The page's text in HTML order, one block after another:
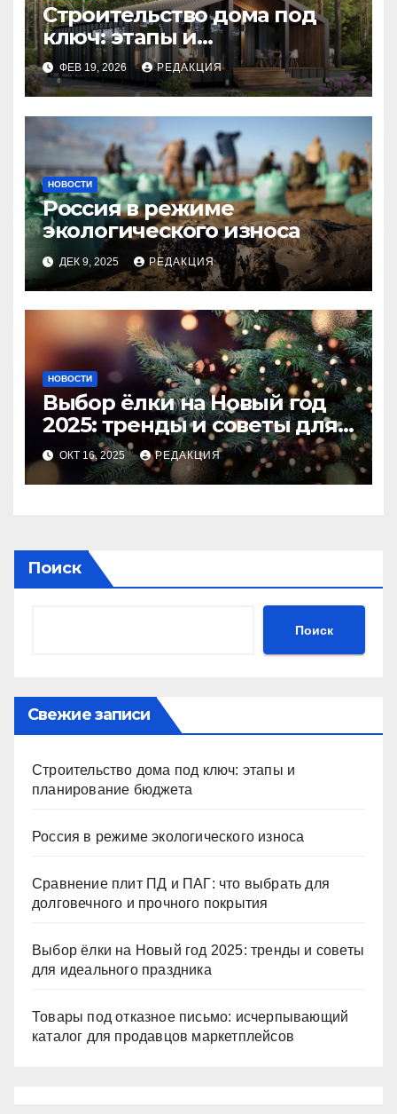
Строительство дома под
ключ: этапы и
планирование бюджета
ФЕВ 19, 2026 РЕДАКЦИЯ
НОВОСТИ
Россия в режиме
экологического износа
ДЕК 9, 2025 РЕДАКЦИЯ
НОВОСТИ
Выбор ёлки на Новый год
2025: тренды и советы для
идеального праздника
ОКТ 16, 2025 РЕДАКЦИЯ
Поиск
Поиск
Свежие записи
Строительство дома под ключ: этапы и
планирование бюджета
Россия в режиме экологического износа
Сравнение плит ПД и ПАГ: что выбрать для
долговечного и прочного покрытия
Выбор ёлки на Новый год 2025: тренды и советы
для идеального праздника
Товары под отказное письмо: исчерпывающий
каталог для продавцов маркетплейсов